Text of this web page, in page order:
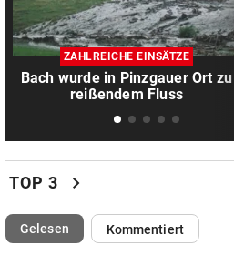
WARTEN AUF DEN SIEG?
GAK-Heimstart: „Qualität
ganz andere!“
Falscher Spendensammler
Paar über den Tisch
Heftiges Beben riss Tiroler
Morgen aus Schlaf
ZAHLREICHE EINSÄTZE
Bach wurde in Pinzgauer Ort zu
reißendem Fluss
TOP 3 chevron_right
Gelesen(ausgewählt)Kommentiert